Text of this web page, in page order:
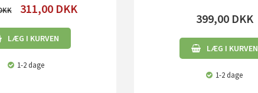
311,00 DKK
LÆG I KURVEN
1-2 dage
399,00 DKK
LÆG I KURVEN
1-2 dage